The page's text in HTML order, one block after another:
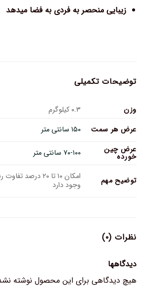
زیبایی منحصر به فردی به فضا میدهد
توضیحات تکمیلی
وزن
۰.۳ کیلوگرم
عرض هر سمت
۱۵۰ سانتی متر
عرض چین
خورده ۷۰-۱۰۰ سانتی متر
توضیح مهم امکان ۱۰ تا ۲۰
وجود دارد
نظرات (۰)
دیدگاهها
هیچ دیدگاهی برای این محصول نوشته